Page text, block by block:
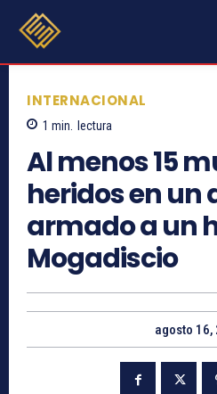
INTERNACIONAL
1 min. lectura
Al menos 15
heridos en un
armado a un
Mogadiscio
agosto 16,